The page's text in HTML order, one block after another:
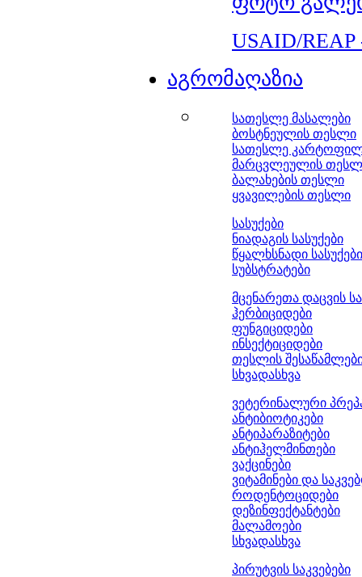
USAID/
აგრომაღაზია
სათესლე მასალები
ბოსტნეულის თესლი
სათესლე
მარცვლეულის
ბალახების თესლი
ყვავილების თესლი
სასუქები
ნიადაგის სასუქები
წყალხსნადი სასუქები
სუბსტრატები
მცენარეთა დაცვის
ჰერბიციდები
ფუნგიციდები
ინსექტიციდები
თესლის
სხვადასხვა
ვეტერინალური
ანტიბიოტიკები
ანტიპარაზიტები
ანტიჰელმინთები
ვაქცინები
ვიტამინები და
როდენტოციდები
დეზინფექტანტები
მალამოები
სხვადასხვა
პირუტვის საკვებები